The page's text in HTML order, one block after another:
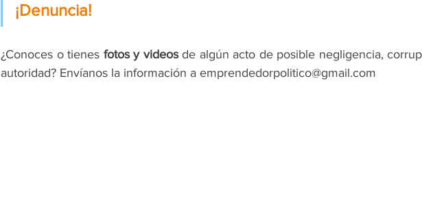
¡Denuncia!
¿Conoces o tienes fotos y videos de algún acto de posible negligencia,
autoridad? Envíanos la información a emprendedorpolitico@gmail.com